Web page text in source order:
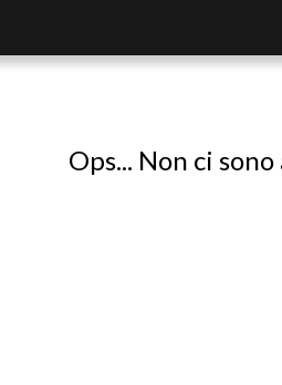
Ops... Non ci